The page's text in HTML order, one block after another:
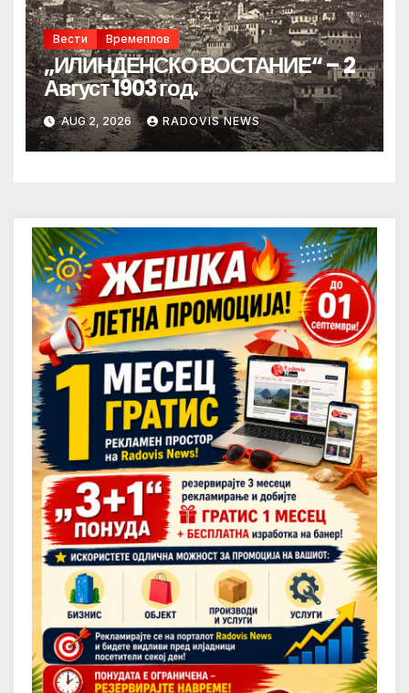
Вести Времеплов
„ИЛИНДЕНСКО ВОСТАНИЕ“ – 2
Август 1903 год.
AUG 2, 2026 RADOVIS NEWS